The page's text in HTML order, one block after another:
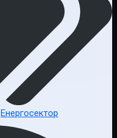
Енергосектор